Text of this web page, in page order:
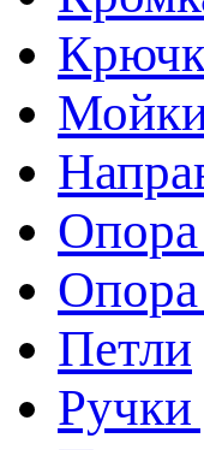
Опора
Опора
Петли